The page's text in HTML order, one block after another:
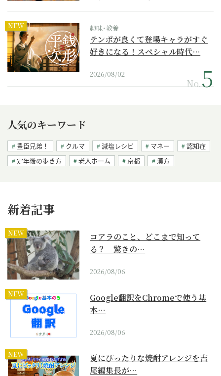
NEW 趣味･教養
テンポが良くて登場キャラがすぐ
好きになる！スペシャル時代…
2026/08/02
No.
人気のキーワード
豊臣兄弟！ クルマ 減塩レシピ マネー
認知症
定年後の歩き方
老人ホーム 京都 漢方
新着記事
NEW
コアラのこと、どこまで知って
る？ 驚きの…
2026/08/06
NEW
Google翻訳をChromeで使う基
本…
2026/08/06
NEW
夏にぴったりな焼酎アレンジを吉
尾編集長が…